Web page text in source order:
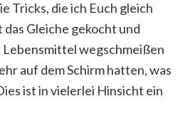
Tricks, die ich Euch gleich
Gleiche gekocht und
Lebensmittel wegschmeißen
auf dem Schirm hatten, was
ist in vielerlei Hinsicht ein